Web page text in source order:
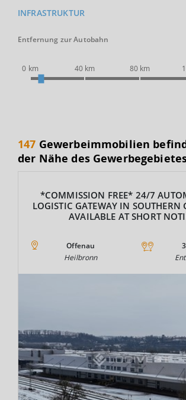
INFRASTRUKTUR
Entfernung zur Autobahn
0 km 40 km 80 km
147 Gewerbeimmobilien
der Nähe des
*COMMISSION FREE* 24/7
LOGISTIC GATEWAY IN SOUTHERN
AVAILABLE AT SHORT
Offenau
Heilbronn